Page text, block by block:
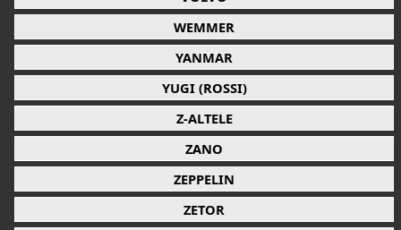
WEMMER
YANMAR
YUGI (ROSSI)
Z-ALTELE
ZANO
ZEPPELIN
ZETOR